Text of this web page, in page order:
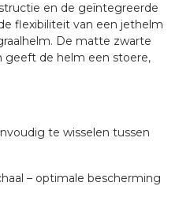
en de geïntegreerde
flexibiliteit van een jethelm
De matte zwarte
geeft de helm een stoere,
te wisselen tussen
– optimale bescherming